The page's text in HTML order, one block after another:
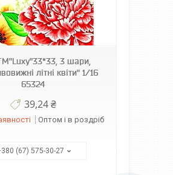
3 шари,
літні квіти" 1/16
65324
39,24 ₴
Оптом і в роздріб
(67) 575-30-27